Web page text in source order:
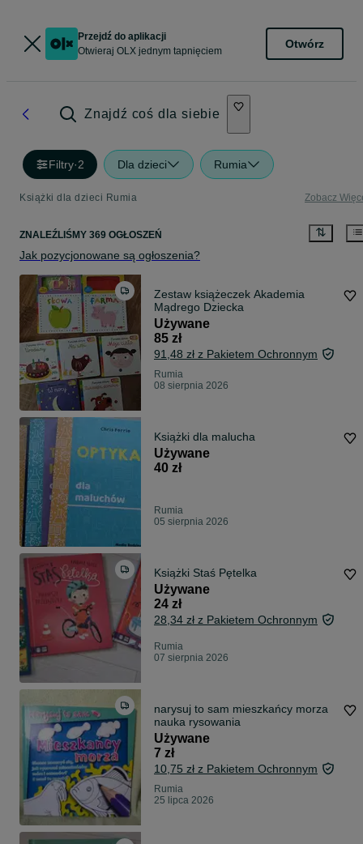
Przejdź do aplikacji
Otwieraj OLX jednym tapnięciem
Otwórz
Znajdź coś dla siebie
Filtry·2 Dla dzieci Rumia
Książki dla dzieci Rumia Zobacz
ZNALEŹLIŚMY 369 OGŁOSZEŃ
Jak pozycjonowane są ogłoszenia?
Zestaw książeczek Akademia
Mądrego Dziecka
Używane
85 zł
91,48 zł z Pakietem Ochronnym
Rumia
08 sierpnia 2026
Książki dla malucha
Używane
40 zł
Rumia
05 sierpnia 2026
Książki Staś Pętelka
Używane
24 zł
28,34 zł z Pakietem Ochronnym
Rumia
07 sierpnia 2026
narysuj to sam mieszkańcy morza
nauka rysowania
Używane
7 zł
10,75 zł z Pakietem Ochronnym
Rumia
25 lipca 2026